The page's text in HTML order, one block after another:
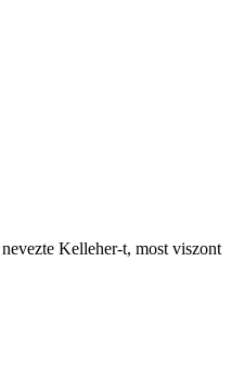
Kelleher-t, most viszont